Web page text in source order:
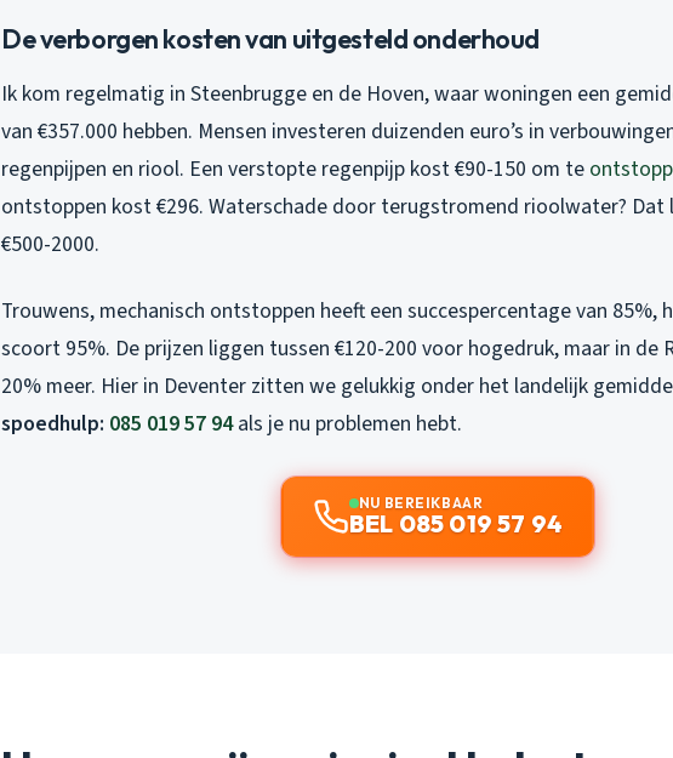
De verborgen kosten van uitgesteld onderhoud
Ik kom regelmatig in Steenbrugge en de Hoven, waar woningen een
van €357.000 hebben. Mensen investeren duizenden euro’s in
regenpijpen en riool. Een verstopte regenpijp kost €90-150 om te
ontstoppen kost €296. Waterschade door terugstromend rioolwater?
€500-2000.
Trouwens, mechanisch ontstoppen heeft een succespercentage van 85%,
scoort 95%. De prijzen liggen tussen €120-200 voor hogedruk, maar in de
20% meer. Hier in Deventer zitten we gelukkig onder het landelijk
spoedhulp: 085 019 57 94als je nu problemen hebt.
NU BEREIKBAAR
BEL 085 019 57 94